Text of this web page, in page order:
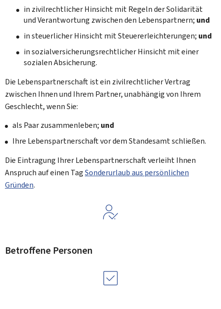
in zivilrechtlicher Hinsicht mit Regeln der Solidarität
und Verantwortung zwischen den Lebenspartnern; und
in steuerlicher Hinsicht mit Steuererleichterungen; und
in sozialversicherungsrechtlicher Hinsicht mit einer
sozialen Absicherung.
Die Lebenspartnerschaft ist ein zivilrechtlicher Vertrag
zwischen Ihnen und Ihrem Partner, unabhängig von Ihrem
Geschlecht, wenn Sie:
als Paar zusammenleben; und
Ihre Lebenspartnerschaft vor dem Standesamt schließen.
Die Eintragung Ihrer Lebenspartnerschaft verleiht Ihnen
Anspruch auf einen TagSonderurlaub aus persönlichen
Gründen.
Betroffene Personen